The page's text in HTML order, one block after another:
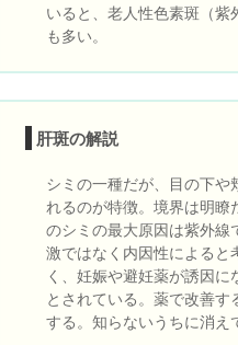
いると、老人性色素斑（紫
も多い。
肝斑の解説
シミの一種だが、目の下
れるのが特徴。境界は明瞭
のシミの最大原因は紫外線
激ではなく内因性によると
く、妊娠や避妊薬が誘因
とされている。薬で改善
する。知らないうちに消え